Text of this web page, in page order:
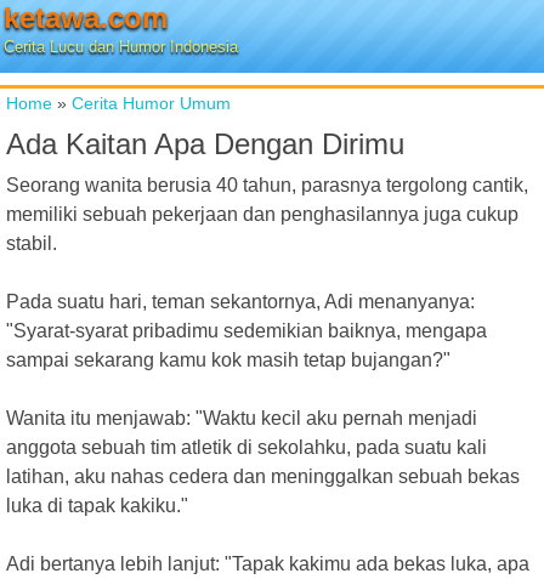
ketawa.com
Cerita Lucu dan Humor Indonesia
Home » Cerita Humor Umum
Ada Kaitan Apa Dengan Dirimu
Seorang wanita berusia 40 tahun, parasnya tergolong cantik,
memiliki sebuah pekerjaan dan penghasilannya juga cukup
stabil.
Pada suatu hari, teman sekantornya, Adi menanyanya:
"Syarat-syarat pribadimu sedemikian baiknya, mengapa
sampai sekarang kamu kok masih tetap bujangan?"
Wanita itu menjawab: "Waktu kecil aku pernah menjadi
anggota sebuah tim atletik di sekolahku, pada suatu kali
latihan, aku nahas cedera dan meninggalkan sebuah bekas
luka di tapak kakiku."
Adi bertanya lebih lanjut: "Tapak kakimu ada bekas luka, apa